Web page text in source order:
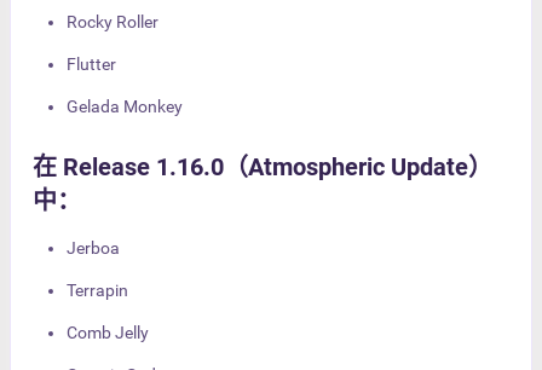
Rocky Roller
Flutter
Gelada Monkey
在 Release 1.16.0（Atmospheric Update）
中：
Jerboa
Terrapin
Comb Jelly